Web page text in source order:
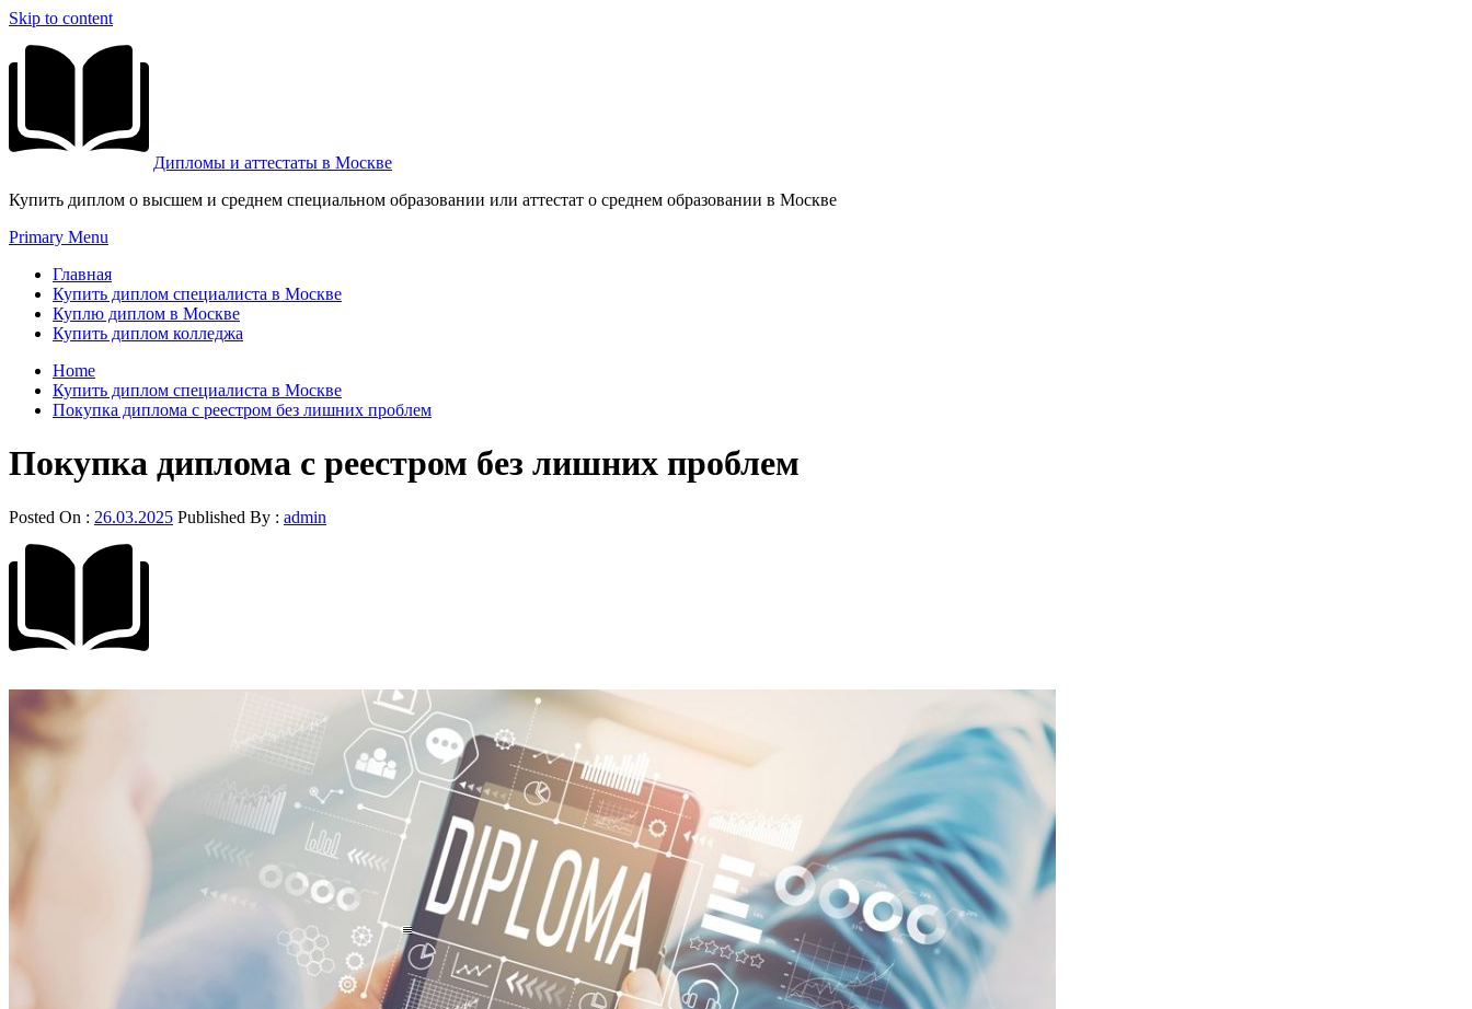
Skip to content
Дипломы и аттестаты в Москве
Купить диплом о высшем и среднем специальном образовании или аттестат о среднем образовании в Москве
Primary Menu
Главная
Купить диплом специалиста в Москве
Куплю диплом в Москве
Купить диплом колледжа
Home
Купить диплом специалиста в Москве
Покупка диплома с реестром без лишних проблем
Покупка диплома с реестром без лишних проблем
Posted On : 26.03.2025 Published By : admin